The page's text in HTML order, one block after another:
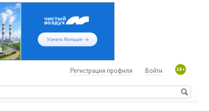
18+
Войти
Регистрация профиля